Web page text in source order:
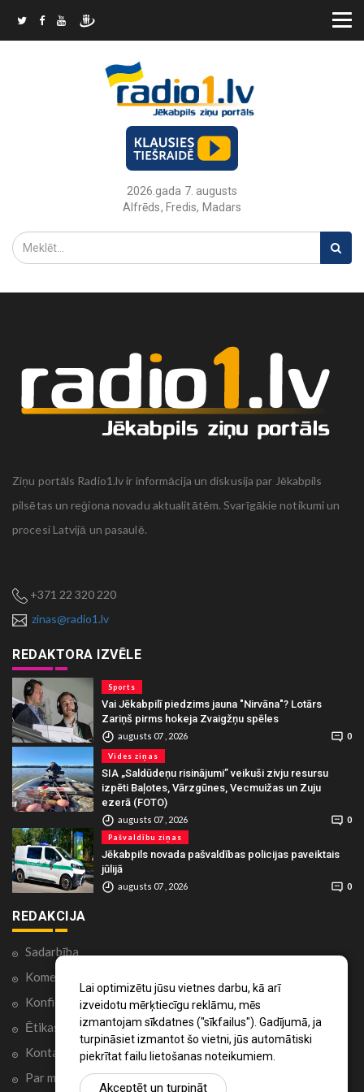
Lai optimizētu jūsu vietnes darbu, kā arī
izveidotu mērķtiecīgu reklāmu, mēs
izmantojam sīkdatnes ("sīkfailus"). Gadījumā, ja
turpināsiet izmantot šo vietni, jūs automātiski
piekrītat failu lietošanas noteikumiem.
Akceptēt un turpināt
2026.gada 7. augusts
Alfrēds, Fredis, Madars
Ziņu portāls Radio1.lv ir informācija un diskusija par Jēkabpils
pilsētas un reģiona novadu aktualitātēm. Svarīgākie notikumi un
procesi Latvijā un pasaulē.
+371 22 320 220
zinas@radio1.lv
REDAKTORA IZVĒLE
Sports
Vai Jēkabpilī piedzims jauna "Nirvāna"? Lotārs
Zariņš pirms hokeja Zvaigžņu spēles
augusts 07 , 2026 0
Vides ziņas
SIA „Saldūdeņu risinājumi” veikuši zivju resursu
izpēti Baļotes, Vārzgūnes, Vecmuižas un Zuju
ezerā (FOTO)
augusts 07 , 2026 0
Pašvaldību ziņas
Jēkabpils novada pašvaldības policijas paveiktais
jūlijā
augusts 07 , 2026 0
REDAKCIJA
Sadarbība
Komentāri portālā
Konfidencialitātes politika
Ētikas kodekss
Kontakti
Par mums